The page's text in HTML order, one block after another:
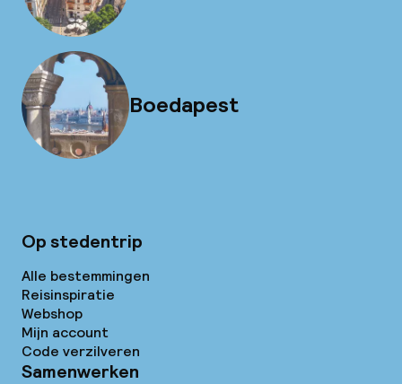
Boedapest
Op stedentrip
Alle bestemmingen
Reisinspiratie
Webshop
Mijn account
Code verzilveren
Samenwerken